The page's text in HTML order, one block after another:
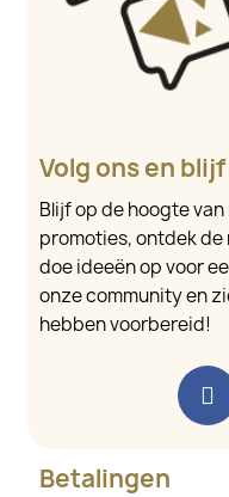
Volg ons en
Blijf op de hoogte
promoties, ontdek
doe ideeën op voor
onze community en
hebben voorbereid!
Betalingen